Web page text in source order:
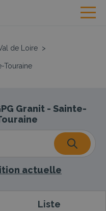
de Loire >
Touraine
Granit - Sainte-
actuelle
Liste